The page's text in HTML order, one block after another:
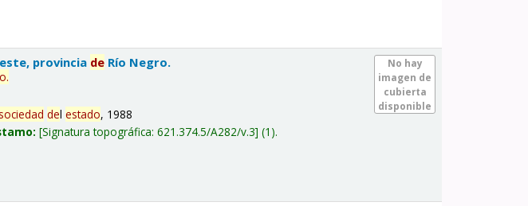
No hay
imagen de
cubierta
disponible
provincia de Río Negro.
.
sociedad delestado, 1988
Signatura topográfica:621.374.5/A282/v.3 (1).